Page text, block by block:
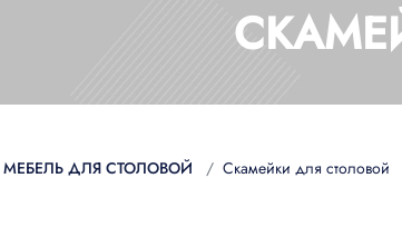
МЕБЕЛЬ ДЛЯ СТОЛОВОЙ Скамейки для столовой